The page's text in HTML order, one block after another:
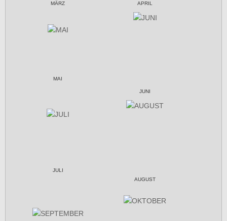
MÄRZ APRIL
MAI
JUNI
JULI
AUGUST